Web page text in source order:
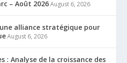
– Août 2026 August 6, 2026
alliance stratégique pour
August 6, 2026
: Analyse de la croissance des